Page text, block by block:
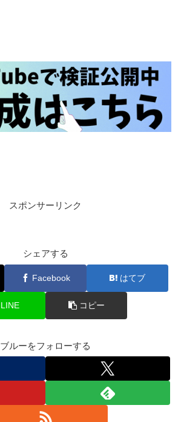
スポンサーリンク
シェアする
Facebook はてブ
LINE コピー
ブルーをフォローする